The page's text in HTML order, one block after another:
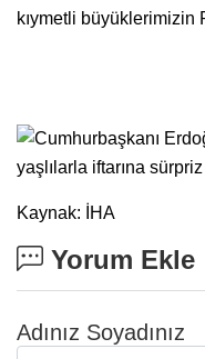
kıymetli büyüklerimizin
Kaynak: İHA
Yorum Ekle
Adınız Soyadınız